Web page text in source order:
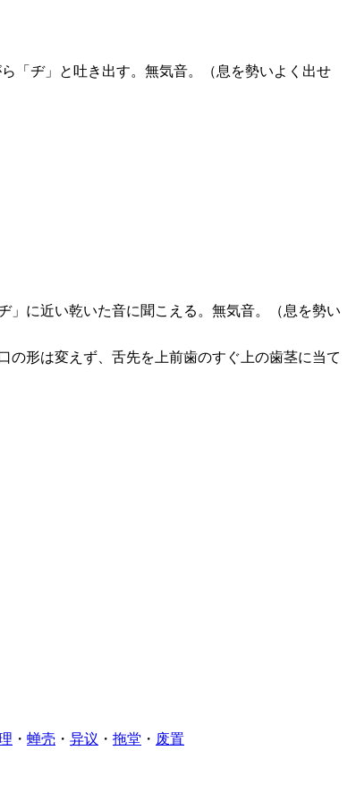
「ヂ」と吐き出す。無気音。（息を勢いよく出せ
」に近い乾いた音に聞こえる。無気音。（息を勢い
の形は変えず、舌先を上前歯のすぐ上の歯茎に当て
・ 蝉壳 ・ 异议 ・ 拖堂 ・ 废置